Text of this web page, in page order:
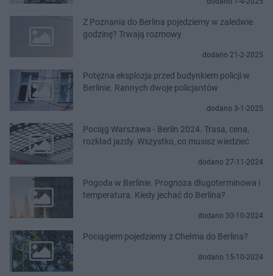
Z Poznania do Berlina pojedziemy w zaledwie
godzinę? Trwają rozmowy
dodano 21-2-2025
Potężna eksplozja przed budynkiem policji w
Berlinie. Rannych dwoje policjantów
dodano 3-1-2025
Pociąg Warszawa - Berlin 2024. Trasa, cena,
rozkład jazdy. Wszystko, co musisz wiedzieć
dodano 27-11-2024
Pogoda w Berlinie. Prognoza długoterminowa i
temperatura. Kiedy jechać do Berlina?
dodano 30-10-2024
Pociągiem pojedziemy z Chełma do Berlina?
dodano 15-10-2024